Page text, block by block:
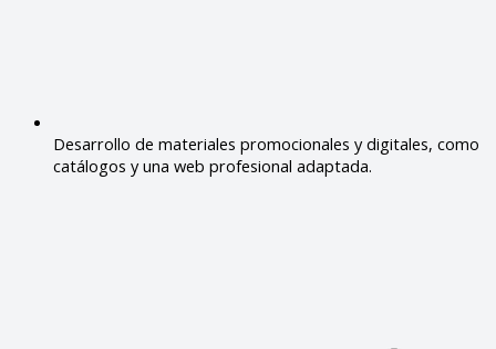
Desarrollo de materiales promocionales y digitales, como
catálogos y una web profesional adaptada.